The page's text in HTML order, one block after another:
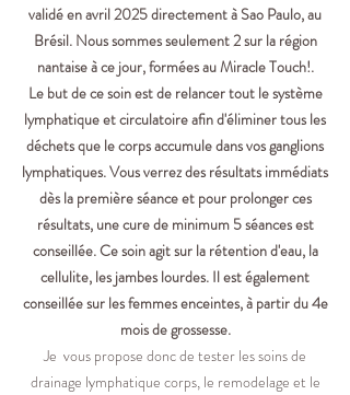
validé en avril 2025 directement à Sao Paulo, au
Brésil. Nous sommes seulement 2 sur la région
nantaise à ce jour, formées au Miracle Touch!.
Le but de ce soin est de relancer tout le système
lymphatique et circulatoire afin d'éliminer tous les
déchets que le corps accumule dans vos ganglions
lymphatiques. Vous verrez des résultats immédiats
dès la première séance et pour prolonger ces
résultats, une cure de minimum 5 séances est
conseillée. Ce soin agit sur la rétention d'eau, la
cellulite, les jambes lourdes. Il est également
conseillée sur les femmes enceintes, à partir du 4e
mois de grossesse.
Je vous propose donc de tester les soins de
drainage lymphatique corps, le remodelage et le